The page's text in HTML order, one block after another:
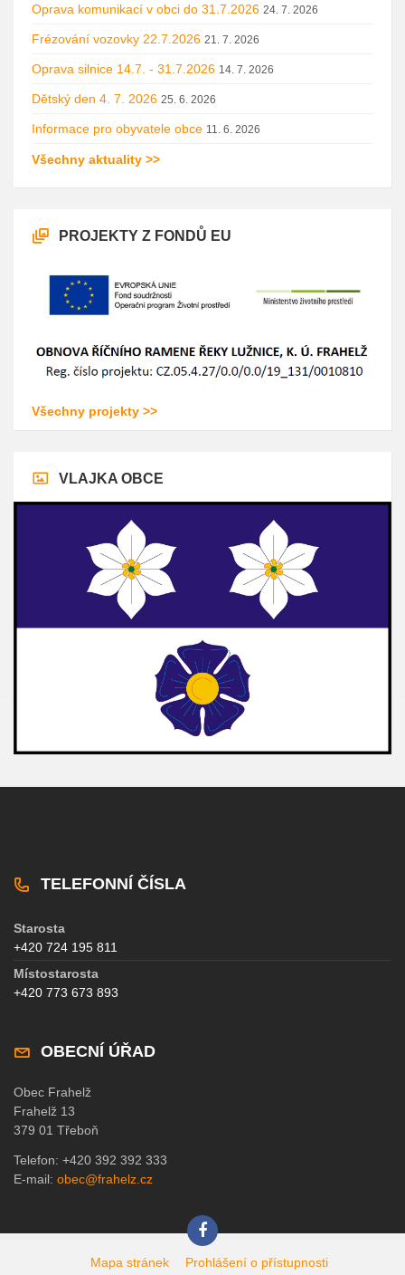
Oprava komunikací v obci do 31.7.2026 24. 7. 2026
Frézování vozovky 22.7.2026 21. 7. 2026
Oprava silnice 14.7. - 31.7.2026 14. 7. 2026
Dětský den 4. 7. 2026 25. 6. 2026
Informace pro obyvatele obce 11. 6. 2026
Všechny aktuality >>
PROJEKTY Z FONDŮ EU
Všechny projekty >>
VLAJKA OBCE
TELEFONNÍ ČÍSLA
Starosta
+420 724 195 811
Místostarosta
+420 773 673 893
OBECNÍ ÚŘAD
Obec Frahelž
Frahelž 13
379 01 Třeboň
Telefon: +420 392 392 333
E-mail: obec@frahelz.cz
Mapa stránek Prohlášení o přístupnosti